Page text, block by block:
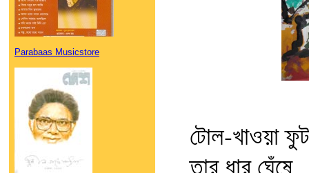
Parabaas Musicstore
টোল-খাওয়া